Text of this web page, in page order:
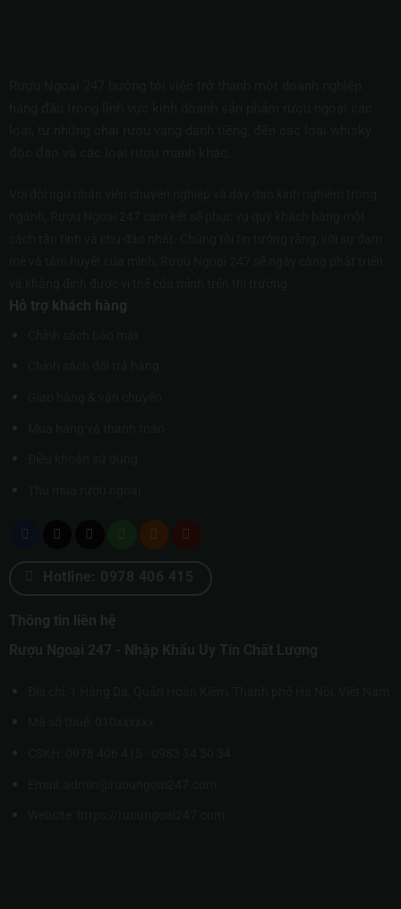
Hỗ trợ khách hàng
Hotline: 0978 406 415
Thông tin liên hệ
Rượu Ngoại 247 - Nhập Khẩu Uy Tín Chất Lượng